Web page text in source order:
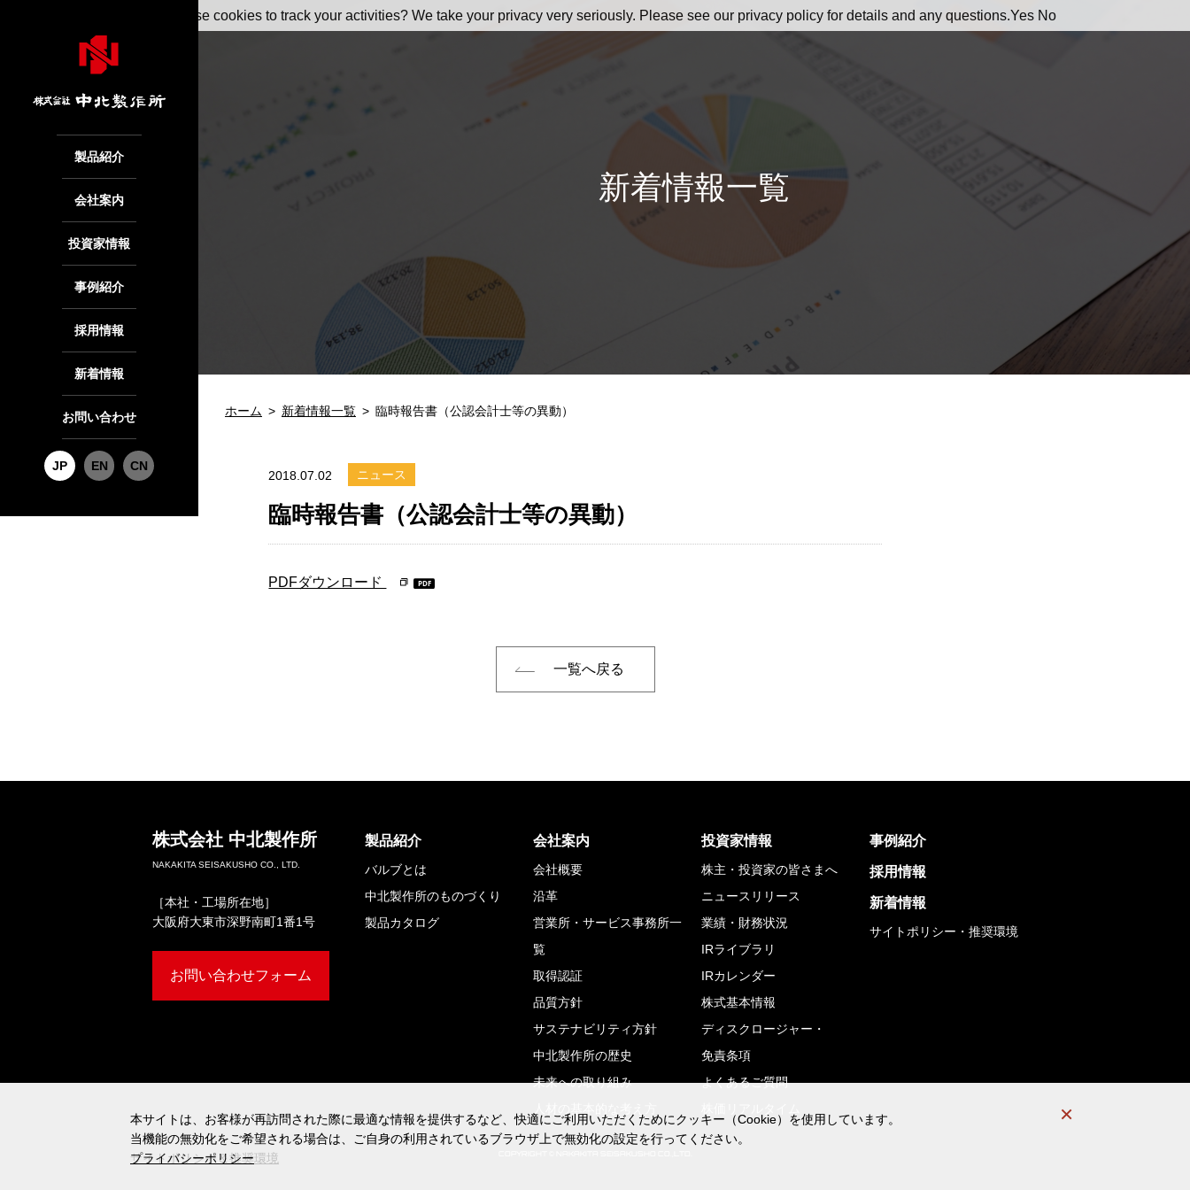
製品紹介
会社案内
投資家情報
事例紹介
採用情報
新着情報
お問い合わせ
JP EN CN
本サイトは、お客様が再訪問された際に最適な情報を提供するなど、快適にご利用いただくためにクッキー（Cookie）を使用しています。
当機能の無効化をご希望される場合は、ご自身の利用されているブラウザ上で無効化の設定を行ってください。
サイトポリシー＆推奨環境
新着情報一覧
ホーム 新着情報一覧 臨時報告書（公認会計士等の異動）
2018.07.02 ニュース
臨時報告書（公認会計士等の異動）
PDFダウンロード
一覧へ戻る
本サイトは、お客様が再訪問された際に最適な情報を提供するなど、快適にご利用いただくためにクッキー（Cookie）を使用しています。
当機能の無効化をご希望される場合は、ご自身の利用されているブラウザ上で無効化の設定を行ってください。
プライバシーポリシー
株式会社 中北製作所
NAKAKITA SEISAKUSHO CO., LTD.
［本社・工場所在地］
大阪府大東市深野南町1番1号
お問い合わせフォーム
製品紹介
バルブとは
中北製作所のものづくり
製品カタログ
会社案内
会社概要
沿革
営業所・サービス事務所一
覧
取得認証
品質方針
サステナビリティ方針
中北製作所の歴史
未来への取り組み
投資家情報
株主・投資家の皆さまへ
ニュースリリース
業績・財務状況
IRライブラリ
IRカレンダー
株式基本情報
ディスクロージャー・
免責条項
よくあるご質問
事例紹介
採用情報
新着情報
サイトポリシー・推奨環境
May we use cookies to track your activities? We take your privacy very seriously. Please see our privacy policy for details and any questions.Yes No